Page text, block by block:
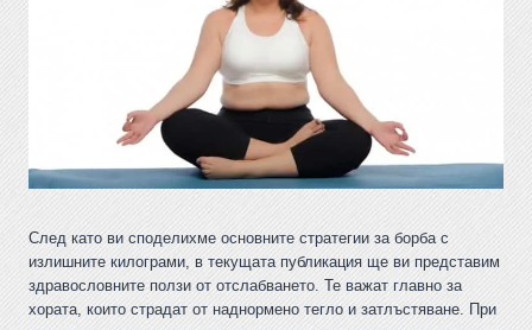
След като ви споделихме основните стратегии за борба с
излишните килограми, в текущата публикация ще ви представим
здравословните ползи от отслабването. Те важат главно за
хората, които страдат от наднормено тегло и затлъстяване. При